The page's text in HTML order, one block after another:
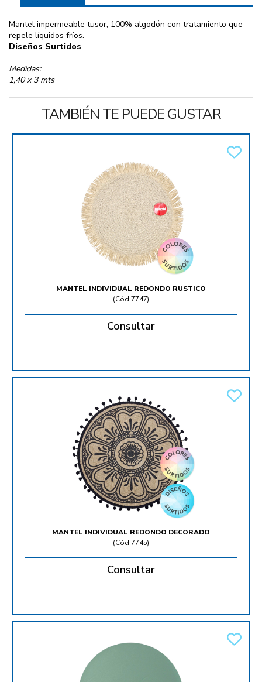
Mantel impermeable tusor, 100% algodón con tratamiento que
repele líquidos fríos.
Diseños Surtidos
Medidas:
1,40 x 3 mts
TAMBIÉN TE PUEDE GUSTAR
MANTEL INDIVIDUAL REDONDO RUSTICO
(Cód.7747)
Consultar
MANTEL INDIVIDUAL REDONDO DECORADO
(Cód.7745)
Consultar